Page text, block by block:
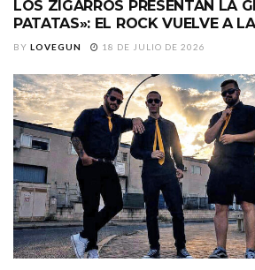
LOS ZIGARROS PRESENTAN LA
PATATAS»: EL ROCK VUELVE A
BY LOVEGUN 18 DE JULIO DE 2026